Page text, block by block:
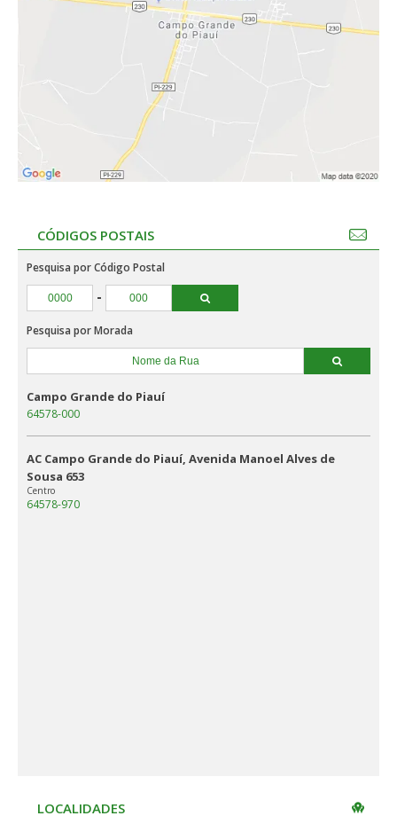
CÓDIGOS POSTAIS
Pesquisa por Código Postal
-
Pesquisa por Morada
Campo Grande do Piauí
64578-000
AC Campo Grande do Piauí, Avenida Manoel Alves de
Sousa 653
Centro
64578-970
LOCALIDADES